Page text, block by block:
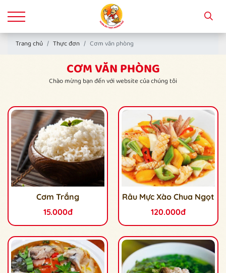
Trang chủ Thực đơn Cơm văn phòng
CƠM VĂN PHÒNG
Chào mừng bạn đến với website của chúng tôi
Cơm Trắng
15.000đ
Râu Mực Xào Chua Ngọt
120.000đ